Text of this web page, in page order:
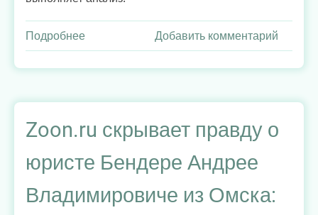
Подробнее
Отсутствие
техподдержки
производителя
устройства
ER1
Wellue:
невозможность
использования
Добавить комментарий
Zoon.ru скрывает правду о
юристе Бендере Андрее
Владимировиче из Омска: